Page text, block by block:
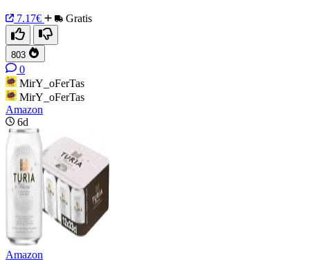
7.17€ Gratis
803
0
MirY_oFerTas
MirY_oFerTas
Amazon
6d
Amazon